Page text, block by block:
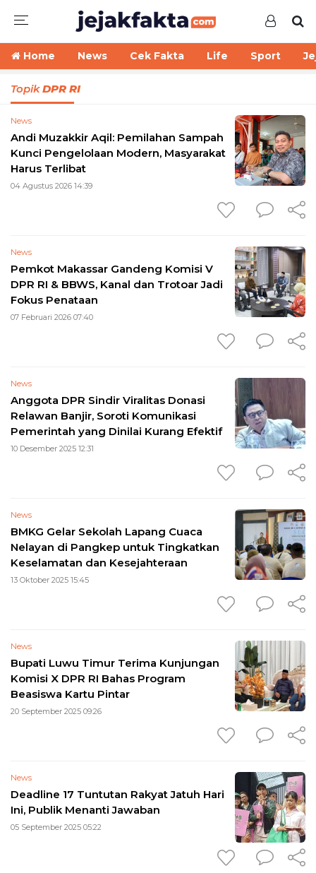
Home News Cek Fakta Life Sport
TopikDPR RI
News
Andi Muzakkir Aqil: Pemilahan Sampah
Kunci Pengelolaan Modern, Masyarakat
Harus Terlibat
04 Agustus 2026 14:39
News
Pemkot Makassar Gandeng Komisi V
DPR RI & BBWS, Kanal dan Trotoar Jadi
Fokus Penataan
07 Februari 2026 07:40
News
Anggota DPR Sindir Viralitas Donasi
Relawan Banjir, Soroti Komunikasi
Pemerintah yang Dinilai Kurang Efektif
10 Desember 2025 12:31
News
BMKG Gelar Sekolah Lapang Cuaca
Nelayan di Pangkep untuk Tingkatkan
Keselamatan dan Kesejahteraan
13 Oktober 2025 15:45
News
Bupati Luwu Timur Terima Kunjungan
Komisi X DPR RI Bahas Program
Beasiswa Kartu Pintar
20 September 2025 09:26
News
Deadline 17 Tuntutan Rakyat Jatuh Hari
Ini, Publik Menanti Jawaban
05 September 2025 05:22